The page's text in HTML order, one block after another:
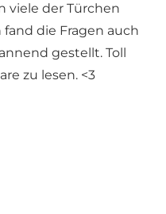
viele der Türchen
die Fragen auch
gestellt. Toll
zu lesen. <3